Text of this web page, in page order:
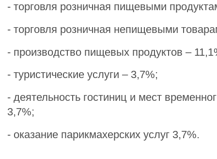
- торговля розничная пищевыми
- торговля розничная непищевыми
- производство пищевых продуктов –
- туристические услуги – 3,7%;
- деятельность гостиниц и мест
3,7%;
- оказание парикмахерских услуг 3,7%.